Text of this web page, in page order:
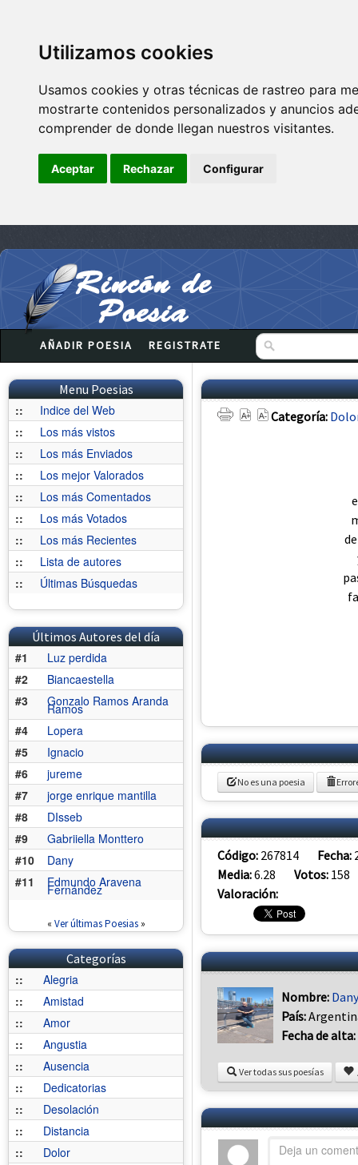
Utilizamos cookies
Usamos cookies y otras técnicas de rastreo para
mostrarte contenidos personalizados y anuncios
comprender de donde llegan nuestros visitantes.
Aceptar Rechazar Configurar
AÑADIR POESIA REGISTRATE
Menu Poesias
::
Indice del Web
::
Los más vistos
::
Los más Enviados
::
Los mejor Valorados
::
Los más Comentados
::
Los más Votados
::
Los más Recientes
::
Lista de autores
::
Últimas Búsquedas
Últimos Autores del día
#1
Luz perdida
#2
Biancaestella
#3
Gonzalo Ramos Aranda
Ramos
#4
Lopera
#5
Ignacio
#6
jureme
#7
jorge enrique mantilla
#8
DIsseb
#9
Gabriiella Monttero
#10
Dany
#11
Edmundo Aravena
Fernández
« Ver últimas Poesias»
Categorías
::
Alegria
::
Amistad
::
Amor
::
Angustia
::
Ausencia
::
Dedicatorias
::
Desolación
::
Distancia
::
Dolor
Categoría:
No es una poesia
Código: 267814 Fecha:
Media:6.28 Votos: 158
Valoración:
Nombre: Dany
País:
Fecha de alta:
Ver todas sus poesías